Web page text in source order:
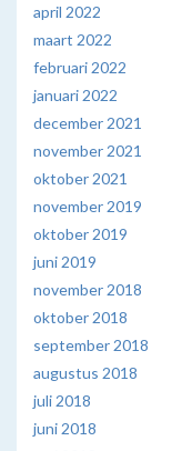
april 2022
maart 2022
februari 2022
januari 2022
december 2021
november 2021
oktober 2021
november 2019
oktober 2019
juni 2019
november 2018
oktober 2018
september 2018
augustus 2018
juli 2018
juni 2018